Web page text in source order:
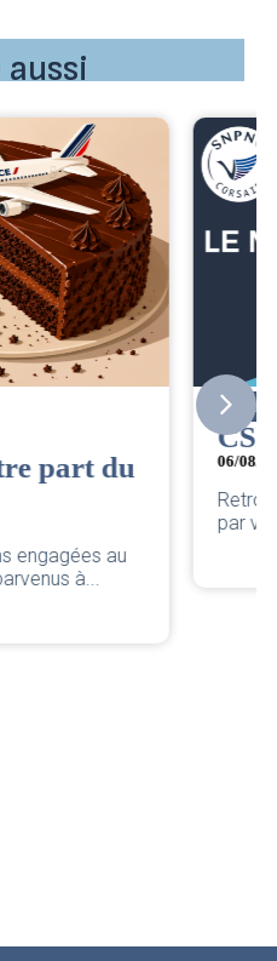
du CSE de juillet 2026